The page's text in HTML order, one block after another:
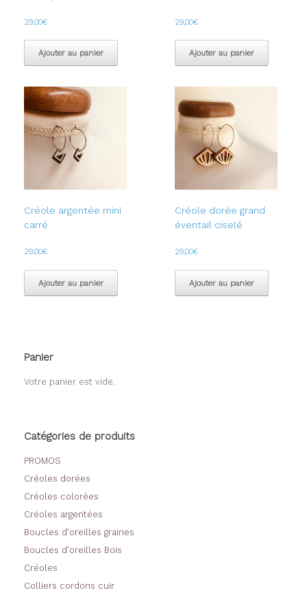
29,00€
Ajouter au panier
29,00€
Ajouter au panier
Créole argentée mini
carré
29,00€
Ajouter au panier
Créole dorée grand
éventail ciselé
29,00€
Ajouter au panier
Panier
Votre panier est vide.
Catégories de produits
PROMOS
Créoles dorées
Créoles colorées
Créoles argentées
Boucles d'oreilles graines
Boucles d'oreilles Bois
Créoles
Colliers cordons cuir